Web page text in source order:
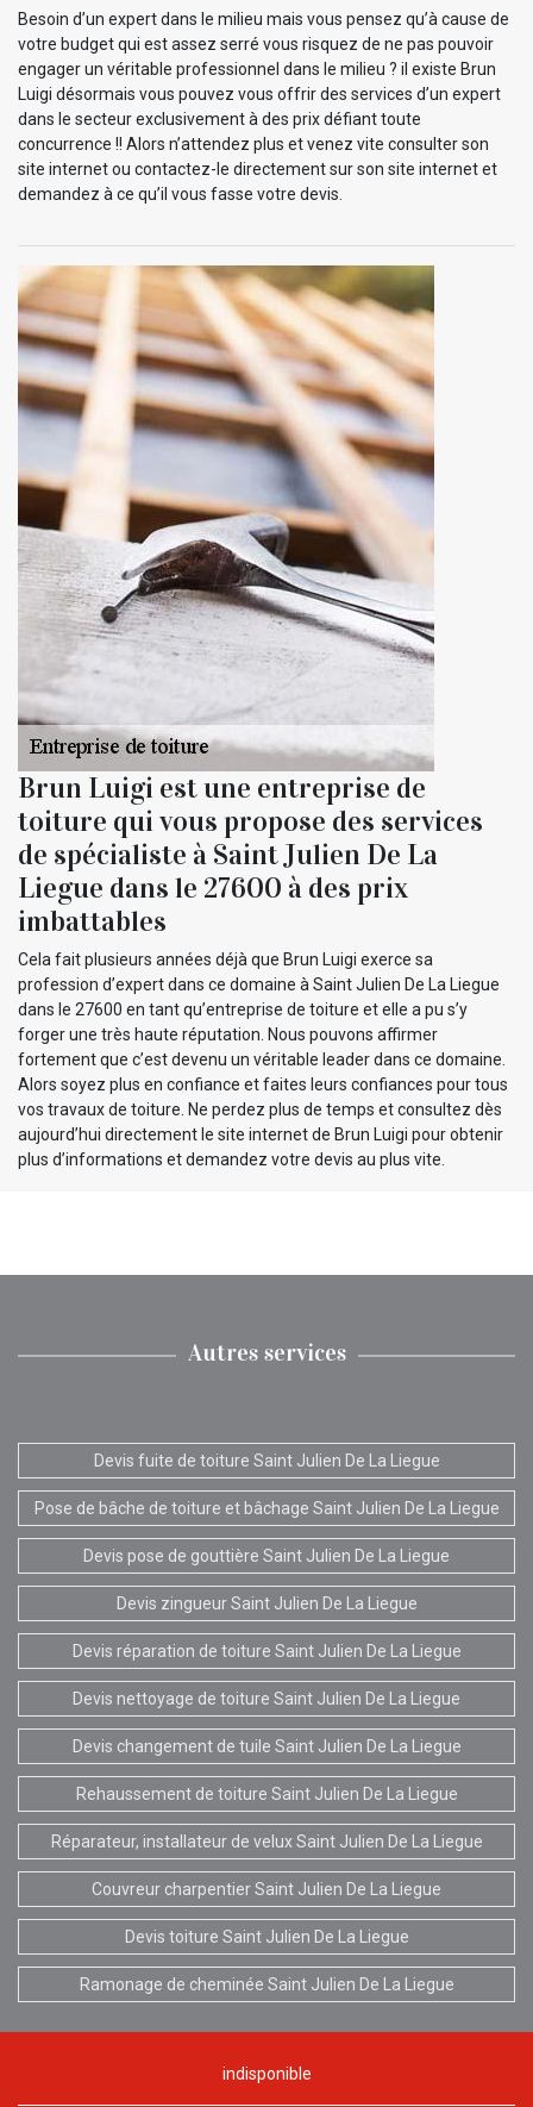
Besoin d’un expert dans le milieu mais vous pensez qu’à cause de
votre budget qui est assez serré vous risquez de ne pas pouvoir
engager un véritable professionnel dans le milieu ? il existe Brun
Luigi désormais vous pouvez vous offrir des services d’un expert
dans le secteur exclusivement à des prix défiant toute
concurrence !! Alors n’attendez plus et venez vite consulter son
site internet ou contactez-le directement sur son site internet et
demandez à ce qu’il vous fasse votre devis.
Brun Luigi est une entreprise de
toiture qui vous propose des services
de spécialiste à Saint Julien De La
Liegue dans le 27600 à des prix
imbattables
Cela fait plusieurs années déjà que Brun Luigi exerce sa
profession d’expert dans ce domaine à Saint Julien De La Liegue
dans le 27600 en tant qu’entreprise de toiture et elle a pu s’y
forger une très haute réputation. Nous pouvons affirmer
fortement que c’est devenu un véritable leader dans ce domaine.
Alors soyez plus en confiance et faites leurs confiances pour tous
vos travaux de toiture. Ne perdez plus de temps et consultez dès
aujourd’hui directement le site internet de Brun Luigi pour obtenir
plus d’informations et demandez votre devis au plus vite.
Autres services
Devis fuite de toiture Saint Julien De La Liegue
Pose de bâche de toiture et bâchage Saint Julien De La Liegue
Devis pose de gouttière Saint Julien De La Liegue
Devis zingueur Saint Julien De La Liegue
Devis réparation de toiture Saint Julien De La Liegue
Devis nettoyage de toiture Saint Julien De La Liegue
Devis changement de tuile Saint Julien De La Liegue
Rehaussement de toiture Saint Julien De La Liegue
Réparateur, installateur de velux Saint Julien De La Liegue
Couvreur charpentier Saint Julien De La Liegue
Devis toiture Saint Julien De La Liegue
Ramonage de cheminée Saint Julien De La Liegue
indisponible